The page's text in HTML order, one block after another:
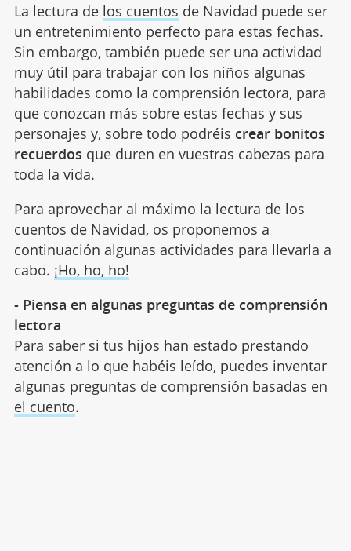
La lectura de los cuentos de Navidad puede ser
un entretenimiento perfecto para estas fechas.
Sin embargo, también puede ser una actividad
muy útil para trabajar con los niños algunas
habilidades como la comprensión lectora, para
que conozcan más sobre estas fechas y sus
personajes y, sobre todo podréis crear bonitos
recuerdos que duren en vuestras cabezas para
toda la vida.
Para aprovechar al máximo la lectura de los
cuentos de Navidad, os proponemos a
continuación algunas actividades para llevarla a
cabo. ¡Ho, ho, ho!
- Piensa en algunas preguntas de comprensión
lectora
Para saber si tus hijos han estado prestando
atención a lo que habéis leído, puedes inventar
algunas preguntas de comprensión basadas en
el cuento.